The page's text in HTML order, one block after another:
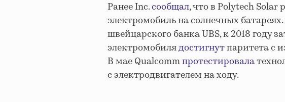
Ранее Inc.сообщал, что в Polytech Solar
электромобиль на солнечных
швейцарского банка UBS, к 2018 году
электромобилядостигнутпаритета с
В мае Qualcommпротестировала
с электродвигателем на ходу.